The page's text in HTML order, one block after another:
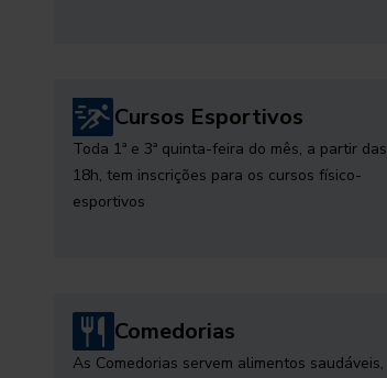
Cursos Esportivos
Toda 1ª e 3ª quinta-feira do mês, a partir das
18h, tem inscrições para os cursos físico-
esportivos
Comedorias
As Comedorias servem alimentos saudáveis,